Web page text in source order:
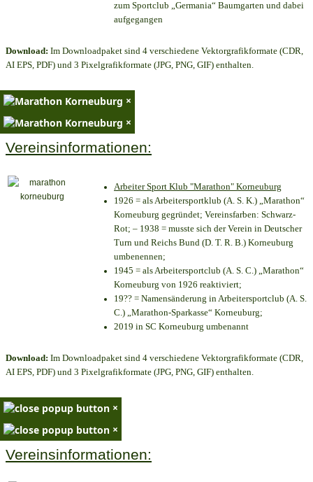
zum Sportclub „Germania“ Baumgarten und dabei
aufgegangen
Download: Im Downloadpaket sind 4 verschiedene Vektorgrafikformate (CDR,
AI EPS, PDF) und 3 Pixelgrafikformate (JPG, PNG, GIF) enthalten.
×
×
Vereinsinformationen:
Arbeiter Sport Klub "Marathon" Korneuburg
1926 = als Arbeitersportklub (A. S. K.) „Marathon“
Korneuburg gegründet; Vereinsfarben: Schwarz-
Rot; – 1938 = musste sich der Verein in Deutscher
Turn und Reichs Bund (D. T. R. B.) Korneuburg
umbenennen;
1945 = als Arbeitersportclub (A. S. C.) „Marathon“
Korneuburg von 1926 reaktiviert;
19?? = Namensänderung in Arbeitersportclub (A. S.
C.) „Marathon-Sparkasse“ Korneuburg;
2019 in SC Korneuburg umbenannt
Download: Im Downloadpaket sind 4 verschiedene Vektorgrafikformate (CDR,
AI EPS, PDF) und 3 Pixelgrafikformate (JPG, PNG, GIF) enthalten.
×
×
Vereinsinformationen: